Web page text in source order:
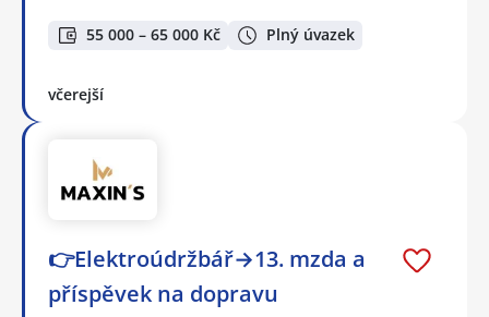
55 000 – 65 000 Kč Plný úvazek
včerejší
👉Elektroúdržbář→13. mzda a
příspěvek na dopravu